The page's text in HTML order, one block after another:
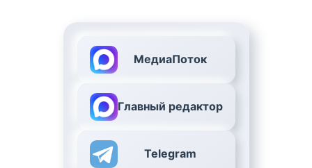
МедиаПоток
Главный редактор
Telegram